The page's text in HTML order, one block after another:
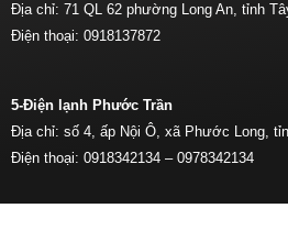
Địa chỉ: 71 QL 62 phường Long An, tỉnh
Điện thoại: 0918137872
5-Điện lạnh Phước Trần
Địa chỉ: số 4, ấp Nội Ô, xã Phước Long,
Điện thoại: 0918342134 – 0978342134